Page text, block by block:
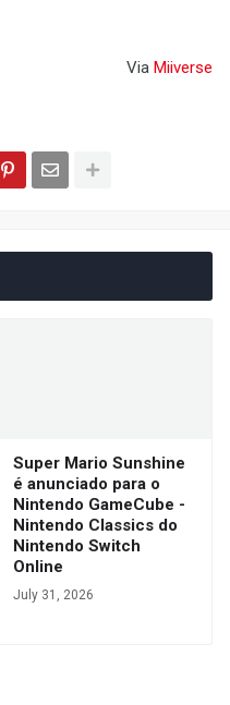
Via Miiverse
Super Mario Sunshine
é anunciado para o
Nintendo GameCube -
Nintendo Classics do
Nintendo Switch
Online
July 31, 2026